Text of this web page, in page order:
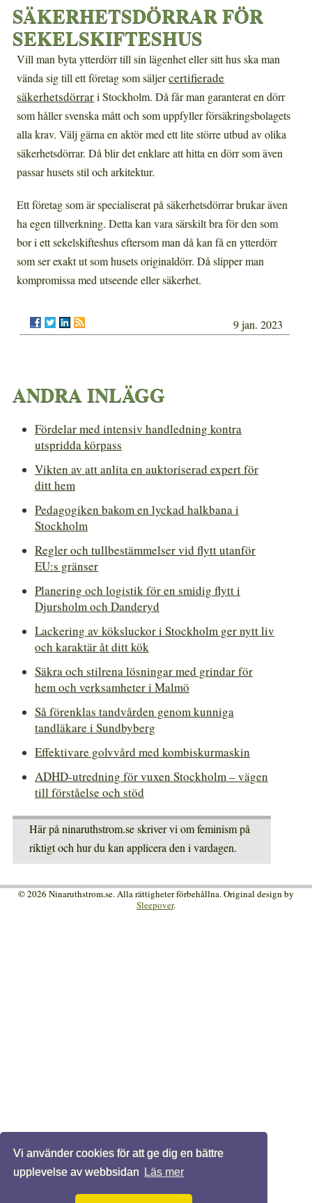
Vi använder cookies för att ge dig en bättre
upplevelse av webbsidan
Läs mer
SÄKERHETSDÖRRAR FÖR
SEKELSKIFTESHUS
Vill man byta ytterdörr till sin lägenhet eller sitt hus ska man
vända sig till ett företag som säljercertifierade
säkerhetsdörrari Stockholm. Då får man garanterat en dörr
som håller svenska mått och som uppfyller försäkringsbolagets
alla krav. Välj gärna en aktör med ett lite större utbud av olika
säkerhetsdörrar. Då blir det enklare att hitta en dörr som även
passar husets stil och arkitektur.
Ett företag som är specialiserat på säkerhetsdörrar brukar även
ha egen tillverkning. Detta kan vara särskilt bra för den som
bor i ett sekelskifteshus eftersom man då kan få en ytterdörr
som ser exakt ut som husets originaldörr. Då slipper man
kompromissa med utseende eller säkerhet.
9 jan. 2023
ANDRA INLÄGG
Fördelar med intensiv handledning kontra
utspridda körpass
Vikten av att anlita en auktoriserad expert för
ditt hem
Pedagogiken bakom en lyckad halkbana i
Stockholm
Regler och tullbestämmelser vid flytt utanför
EU:s gränser
Planering och logistik för en smidig flytt i
Djursholm och Danderyd
Lackering av köksluckor i Stockholm ger nytt liv
och karaktär åt ditt kök
Säkra och stilrena lösningar med grindar för
hem och verksamheter i Malmö
Så förenklas tandvården genom kunniga
tandläkare i Sundbyberg
Effektivare golvvård med kombiskurmaskin
ADHD-utredning för vuxen Stockholm – vägen
till förståelse och stöd
Här på ninaruthstrom.se skriver vi om feminism på
riktigt och hur du kan applicera den i vardagen.
© 2026 Ninaruthstrom.se. Alla rättigheter förbehållna. Original design by
Sleepover.